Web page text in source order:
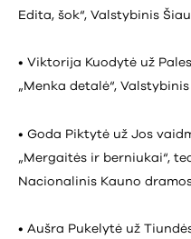
Edita, šok“, Valstybinis
• Viktorija Kuodytė už
„Menka detalė“,
• Goda Piktytė už Jos
„Mergaitės ir berniukai“,
Nacionalinis Kauno
• Aušra Pukelytė už